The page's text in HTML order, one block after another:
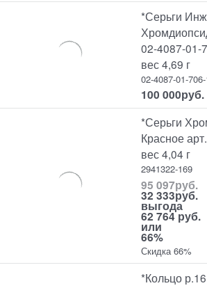
*Серьги
02-4087-01-
вес 4,69 г
02-4087-01-
100 000руб.
*Серьги
Красное
вес 4,04 г
2941322-169
95 097руб.
32 333руб.
выгода
62 764 руб.
или
66%
Скидка 66%
*Кольцо